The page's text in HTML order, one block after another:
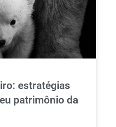
estratégias
patrimônio da